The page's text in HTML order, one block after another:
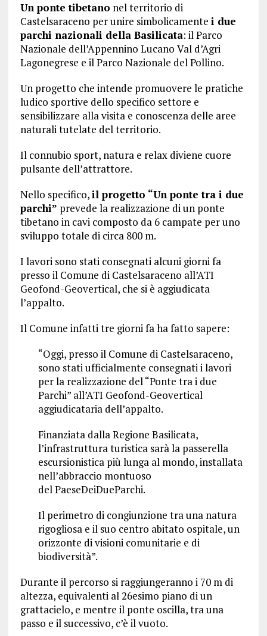
Un ponte tibetano nel territorio di
Castelsaraceno per unire simbolicamente i due
parchi nazionali della Basilicata: il Parco
Nazionale dell’Appennino Lucano Val d’Agri
Lagonegrese e il Parco Nazionale del Pollino.
Un progetto che intende promuovere le pratiche
ludico sportive dello specifico settore e
sensibilizzare alla visita e conoscenza delle aree
naturali tutelate del territorio.
Il connubio sport, natura e relax diviene cuore
pulsante dell’attrattore.
Nello specifico,il progetto “Un ponte tra i due
parchi” prevede la realizzazione di un ponte
tibetano in cavi composto da 6 campate per uno
sviluppo totale di circa 800 m.
I lavori sono stati consegnati alcuni giorni fa
presso il Comune di Castelsaraceno all’ATI
Geofond-Geovertical, che si è aggiudicata
l’appalto.
Il Comune infatti tre giorni fa ha fatto sapere:
“Oggi, presso il Comune di Castelsaraceno,
sono stati ufficialmente consegnatiilavori
per la realizzazione del “Ponte tra i due
Parchi” all’ATI Geofond-Geovertical
aggiudicataria dell’appalto.
Finanziata dalla Regione Basilicata,
l’infrastruttura turistica sarà la passerella
escursionistica più lunga al mondo, installata
nell’abbraccio montuoso
delPaeseDeiDueParchi.
Il perimetro di congiunzione trauna natura
rigogliosa e il suo centro abitato ospitale, un
orizzonte di visioni comunitarie e di
biodiversità”.
Durante il percorso si raggiungeranno i 70 m di
altezza, equivalenti al 26esimo piano di un
grattacielo, e mentre il ponte oscilla, tra una
passo e il successivo, c’è il vuoto.